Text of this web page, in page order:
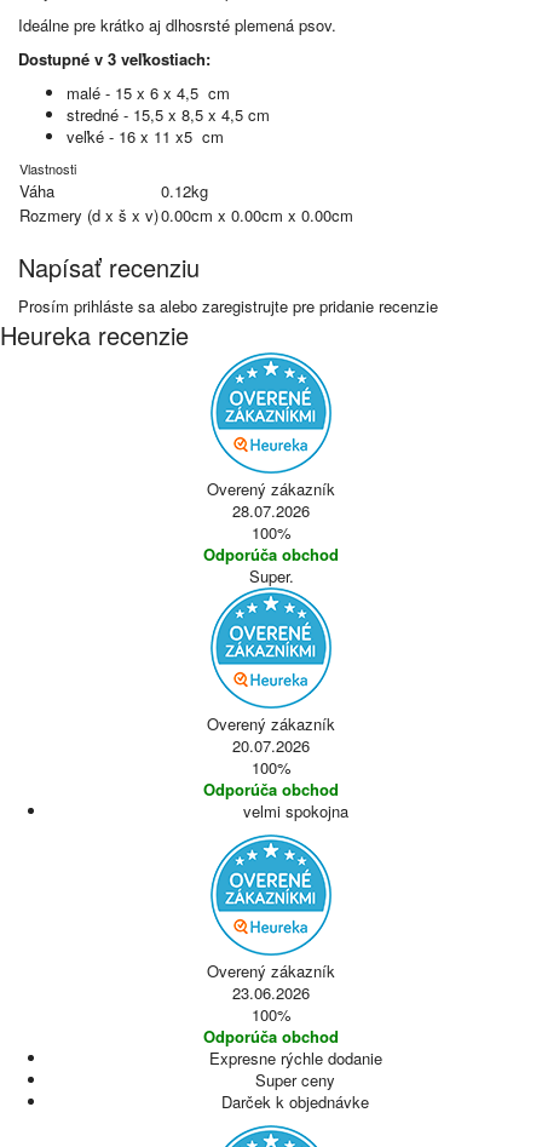
Ideálne pre krátko aj dlhosrsté plemená psov.
Dostupné v 3 veľkostiach:
malé - 15 x 6 x 4,5 cm
stredné - 15,5 x 8,5 x 4,5 cm
veľké - 16 x 11 x5 cm
Vlastnosti
Váha
0.12kg
Rozmery (d x š x v)0.00cm x 0.00cm x 0.00cm
Napísať recenziu
Prosím prihláste sa alebo zaregistrujte pre pridanie recenzie
Heureka recenzie
Overený zákazník
28.07.2026
100%
Odporúča obchod
Super.
Overený zákazník
20.07.2026
100%
Odporúča obchod
velmi spokojna
Overený zákazník
23.06.2026
100%
Odporúča obchod
Expresne rýchle dodanie
Super ceny
Darček k objednávke